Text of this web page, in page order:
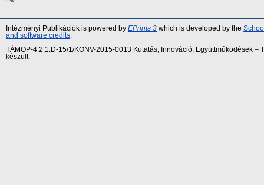
Intézményi Publikációk is powered by EPrints 3 which is developed by the
and software credits
TÁMOP-4.2.1.D-15/1/KONV-2015-0013 Kutatás, Innováció, Együttműködések
készült.